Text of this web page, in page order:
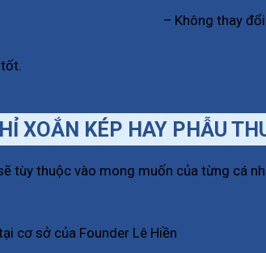
– Không thay
XOẮN KÉP HAY PHẪU
tùy thuộc vào mong muốn của từng cá
cơ sở của Founder Lê Hiền